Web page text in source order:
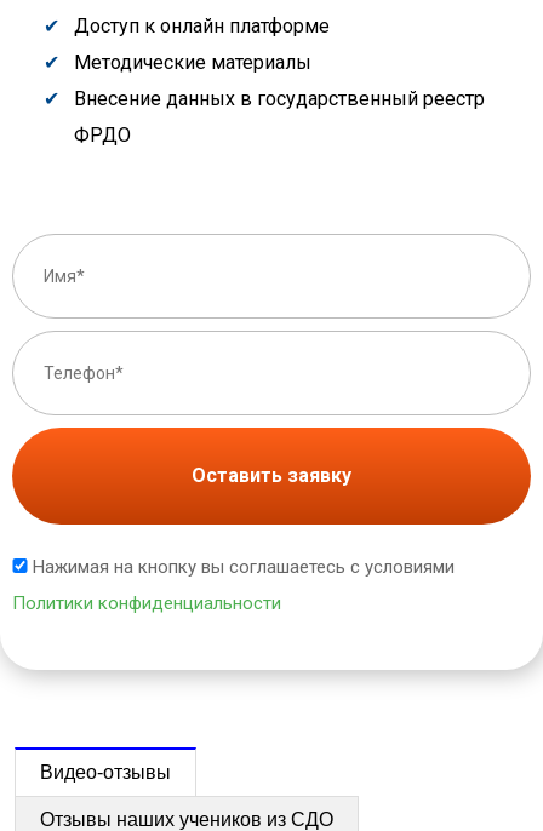
Доступ к онлайн платформе
Методические материалы
Внесение данных в государственный реестр
ФРДО
Оставить заявку
Нажимая на кнопку вы соглашаетесь с условиями
Политики конфиденциальности
Видео-отзывы
Отзывы наших учеников из СДО